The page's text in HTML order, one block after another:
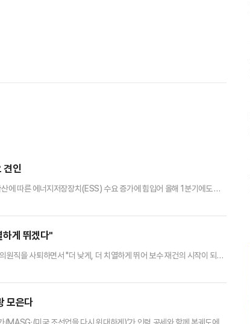
인
에 따른 에너지저장장치(ESS) 수요 증가에 힘입어 올해 1분기에도 흑
822.6% 급증했다. 1분기 당기순이익은 122억원으로 전년 동기 대비
게 뛰겠다"
직을 사퇴하면서 "더 낮게, 더 치열하게 뛰어 보수 재건의 시작이 되겠
는 감히 가늠하기 어려웠다"며 "10년이 지난 오늘도 그 무게는 조금도
모은다